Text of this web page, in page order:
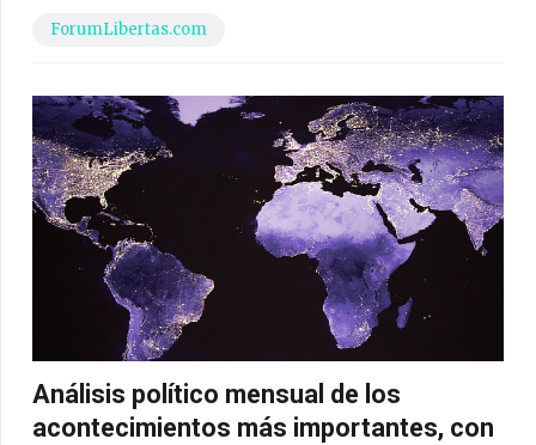
ForumLibertas.com
Análisis político mensual de los
acontecimientos más importantes, con